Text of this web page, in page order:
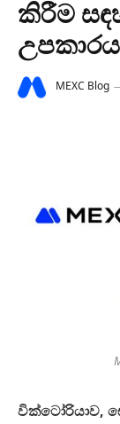
කිරීම
උපකාරය
MEXC Blog
වික්ටෝරියාව,